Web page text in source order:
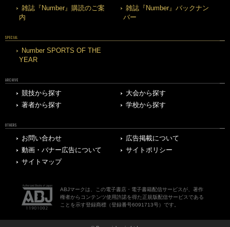
雑誌『Number』購読のご案
内
雑誌『Number』バックナン
バー
SPECIAL
Number SPORTS OF THE
YEAR
ARCHIVE
競技から探す
大会から探す
著者から探す
学校から探す
OTHERS
お問い合わせ
広告掲載について
動画・バナー広告について
サイトポリシー
サイトマップ
ABJマークは、この電子書店・電子書籍配信サービスが、著作
権者からコンテンツ使用許諾を得た正規版配信サービスである
ことを示す登録商標（登録番号6091713号）です。